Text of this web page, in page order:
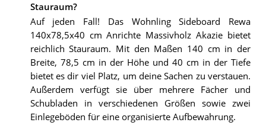
Stauraum?
Auf jeden Fall! Das Wohnling Sideboard Rewa
140x78,5x40 cm Anrichte Massivholz Akazie bietet
reichlich Stauraum. Mit den Maßen 140 cm in der
Breite, 78,5 cm in der Höhe und 40 cm in der Tiefe
bietet es dir viel Platz, um deine Sachen zu verstauen.
Außerdem verfügt sie über mehrere Fächer und
Schubladen in verschiedenen Größen sowie zwei
Einlegeböden für eine organisierte Aufbewahrung.